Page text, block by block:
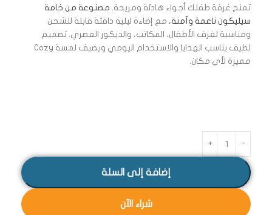
تمنح غرفة طفلك أجواء هادئة ومريحة. مصنوعة من خامة
سيليكون ناعمة وآمنة، مع إضاءة ليلية دافئة قابلة للشحن
ومناسبة لغرف الأطفال، المكاتب، والديكور العصري. تصميم
لطيف يناسب الهدايا والاستخدام اليومي ويضيف لمسة Cozy
مميزة لأي مكان.
إضافة إلى السلة
شراء الآن